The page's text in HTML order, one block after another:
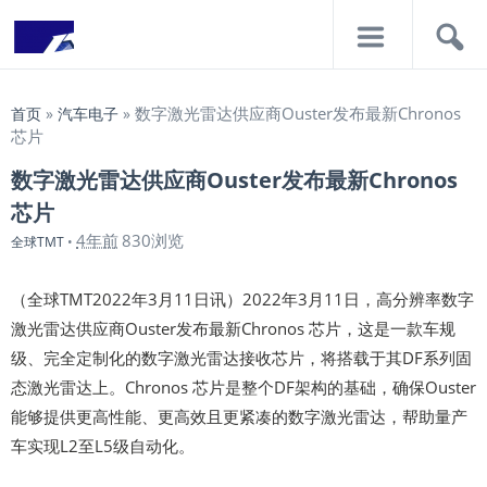
首页 » 汽车电子 » 数字激光雷达供应商Ouster发布最新Chronos
芯片
数字激光雷达供应商Ouster发布最新Chronos
芯片
全球TMT • 4年前830浏览
（全球TMT2022年3月11日讯）2022年3月11日，高分辨率数字
激光雷达供应商Ouster发布最新Chronos 芯片，这是一款车规
级、完全定制化的数字激光雷达接收芯片，将搭载于其DF系列固
态激光雷达上。Chronos 芯片是整个DF架构的基础，确保Ouster
能够提供更高性能、更高效且更紧凑的数字激光雷达，帮助量产
车实现L2至L5级自动化。